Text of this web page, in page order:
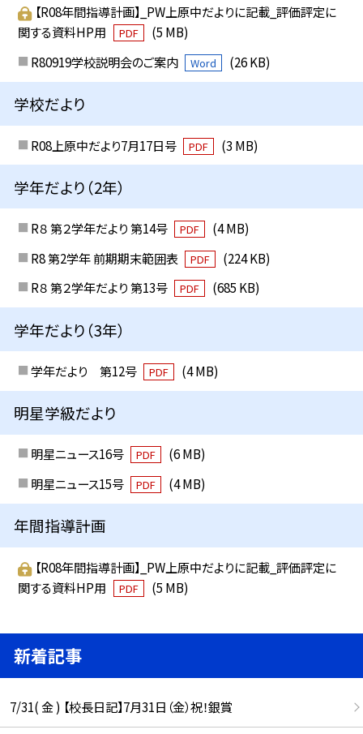
【R08年間指導計画】_PW上原中だよりに記載_評価評定に
関する資料HP用
PDF
(5 MB)
R80919学校説明会のご案内
Word (26 KB)
学校だより
R08上原中だより7月17日号 PDF (3 MB)
学年だより（2年）
R８ 第２学年だより 第14号 PDF
(4 MB)
R8 第2学年 前期期末範囲表
PDF
(224 KB)
R８ 第２学年だより 第13号
PDF (685 KB)
学年だより（3年）
学年だより 第12号 PDF (4 MB)
明星学級だより
明星ニュース16号 PDF
(6 MB)
明星ニュース15号
PDF (4 MB)
年間指導計画
【R08年間指導計画】_PW上原中だよりに記載_評価評定に
関する資料HP用
PDF (5 MB)
新着記事
7/31( 金 ) 【校長日記】7月31日（金）祝！銀賞